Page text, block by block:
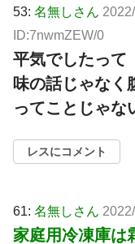
53: 名無しさん
ID:7nwmZEW/0
平気でしたって
味の話じゃなく
ってことじゃな
レスにコメント
61: 名無しさん
家庭用冷凍庫は